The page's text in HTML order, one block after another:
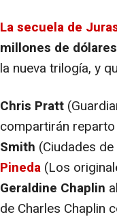
La secuela de
millones de dólares
la nueva trilogía, y
Chris Pratt (
compartirán
Smith (Ciudades
Pineda (Los
Geraldine Chaplin
de Charles Chaplin